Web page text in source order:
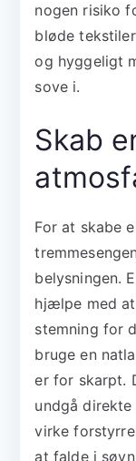
nogen risiko
bløde
og hyggeligt
sove i.
Skab
For at skabe
belysningen.
hjælpe med
stemning for
bruge en
er for skarpt.
undgå
virke
at falde i